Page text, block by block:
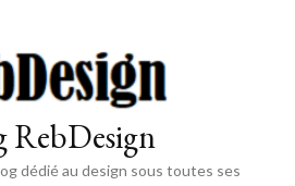
RebDesign
dédié au design sous toutes ses